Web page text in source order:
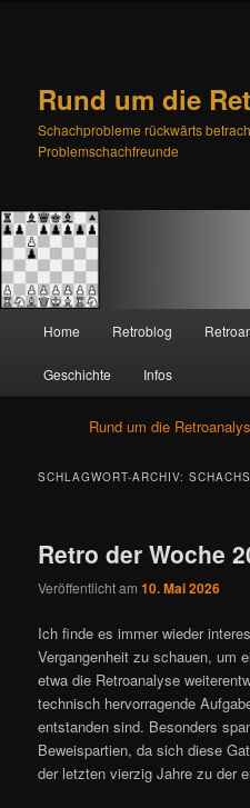
Rund um die
Schachprobleme rückwärts
Problemschachfreunde
Zum
primären
Inhalt
springen
Zum
sekundären
Inhalt
springen
Home Retroblog
Geschichte Infos
Rund um die
SCHLAGWORT-ARCHIV:
Retro der Woche
Veröffentlicht am10. Mai 2026
Ich finde es immer wieder
Vergangenheit zu schauen, um
etwa die Retroanalyse
technisch hervorragende
entstanden sind. Besonders
Beweispartien, da sich diese
der letzten vierzig Jahre zu der